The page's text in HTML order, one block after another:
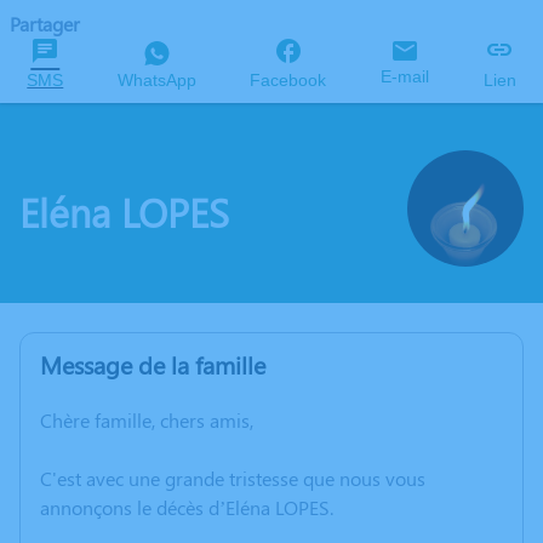
Partager
SMS WhatsApp Facebook E-mail Lien
Eléna LOPES
Message de la famille
Chère famille, chers amis,
C'est avec une grande tristesse que nous vous
annonçons le décès d’Eléna LOPES.